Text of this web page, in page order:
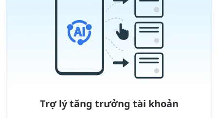
Trợ lý tăng trưởng tài khoản